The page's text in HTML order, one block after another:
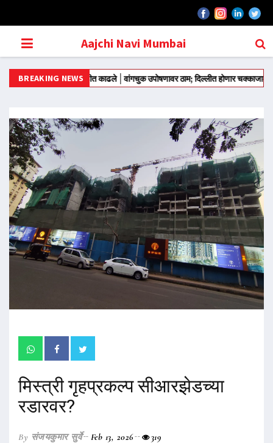
Aajchi Navi Mumbai
BREAKING NEWS
आंदोलन मोडीत काढले वांगचुक उपोषणावर ठाम; दिल्लीत होणार चक्काजाम
मिस्त्री गृहप्रकल्प सीआरझेडच्या
रडारवर?
By संजयकुमार सुर्वे Feb 13, 2026 319